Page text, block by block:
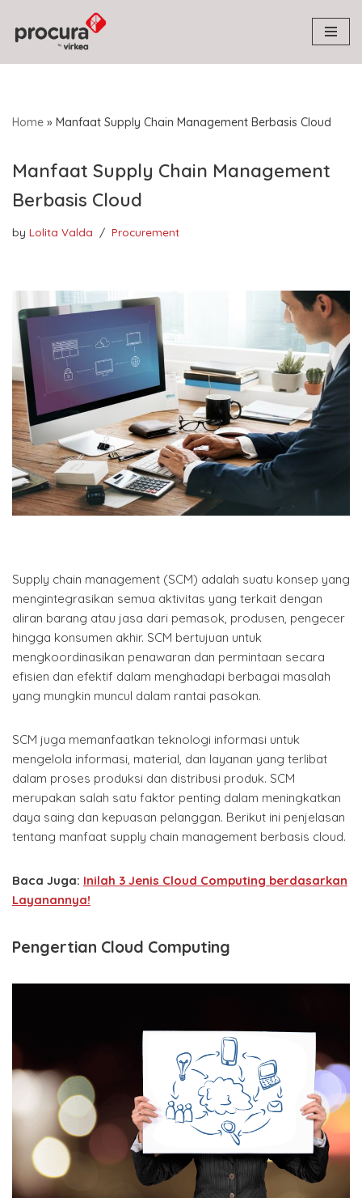
Skip
to
Home » Manfaat Supply Chain Management Berbasis Cloud
Manfaat Supply Chain Management
Berbasis Cloud
by Lolita Valda Procurement
Supply chain management (SCM) adalah suatu konsep yang
mengintegrasikan semua aktivitas yang terkait dengan
aliran barang atau jasa dari pemasok, produsen, pengecer
hingga konsumen akhir. SCM bertujuan untuk
mengkoordinasikan penawaran dan permintaan secara
efisien dan efektif dalam menghadapi berbagai masalah
yang mungkin muncul dalam rantai pasokan.
SCM juga memanfaatkan teknologi informasi untuk
mengelola informasi, material, dan layanan yang terlibat
dalam proses produksi dan distribusi produk. SCM
merupakan salah satu faktor penting dalam meningkatkan
daya saing dan kepuasan pelanggan. Berikut ini penjelasan
tentang manfaat supply chain management berbasis cloud.
Baca Juga: Inilah 3 Jenis Cloud Computing berdasarkan
Layanannya!
Pengertian Cloud Computing